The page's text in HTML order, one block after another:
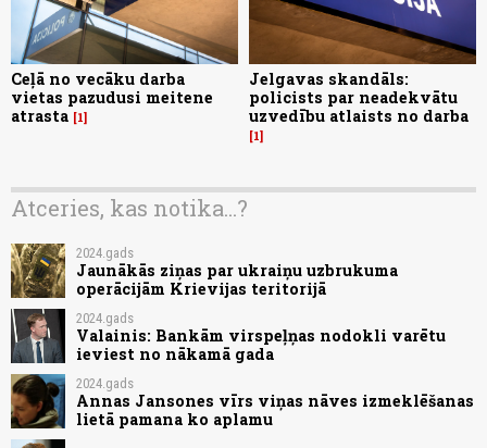
Ceļā no vecāku darba
vietas pazudusi meitene
atrasta 1
Jelgavas skandāls:
policists par neadekvātu
uzvedību atlaists no darba
1
Atceries, kas notika...?
2024.gads
Jaunākās ziņas par ukraiņu uzbrukuma
operācijām Krievijas teritorijā
2024.gads
Valainis: Bankām virspeļņas nodokli varētu
ieviest no nākamā gada
2024.gads
Annas Jansones vīrs viņas nāves izmeklēšanas
lietā pamana ko aplamu